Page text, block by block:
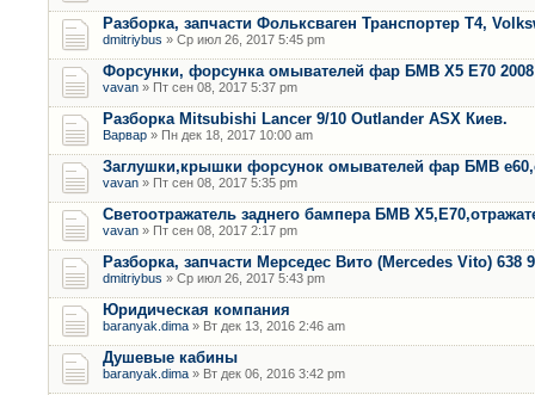
Разборка, запчасти Фольксваген Транспортер Т4,
dmitriybus » Ср июл 26, 2017 5:45 pm
Форсунки, форсунка омывателей фар БМВ Х5 Е70 2008
vavan » Пт сен 08, 2017 5:37 pm
Разборка Mitsubishi Lancer 9/10 Outlander ASX Киев.
Варвар » Пн дек 18, 2017 10:00 am
Заглушки,крышки форсунок омывателей фар БМВ
vavan » Пт сен 08, 2017 5:35 pm
Светоотражатель заднего бампера БМВ
vavan » Пт сен 08, 2017 2:17 pm
Разборка, запчасти Мерседес Вито (Mercedes Vito) 638
dmitriybus » Ср июл 26, 2017 5:43 pm
Юридическая компания
baranyak.dima » Вт дек 13, 2016 2:46 am
Душевые кабины
baranyak.dima » Вт дек 06, 2016 3:42 pm